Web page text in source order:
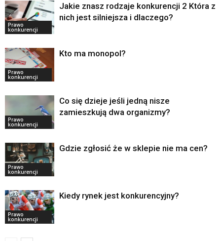
Prawo
konkurencji
Jakie znasz rodzaje konkurencji 2 Która z
nich jest silniejsza i dlaczego?
Prawo
konkurencji
Kto ma monopol?
Prawo
konkurencji
Co się dzieje jeśli jedną nisze
zamieszkują dwa organizmy?
Prawo
konkurencji
Gdzie zgłosić że w sklepie nie ma cen?
Prawo
konkurencji
Kiedy rynek jest konkurencyjny?